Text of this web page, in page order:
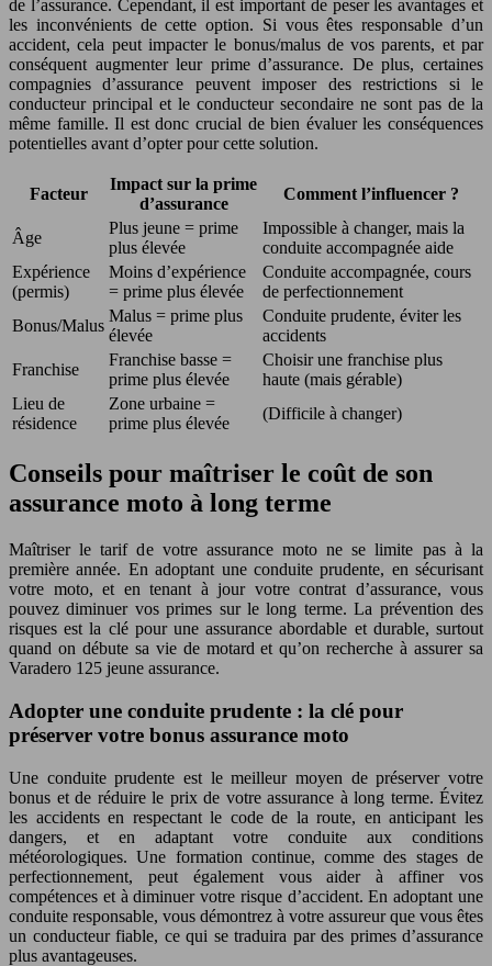
de l’assurance. Cependant, il est important de peser les avantages et
les inconvénients de cette option. Si vous êtes responsable d’un
accident, cela peut impacter le bonus/malus de vos parents, et par
conséquent augmenter leur prime d’assurance. De plus, certaines
compagnies d’assurance peuvent imposer des restrictions si le
conducteur principal et le conducteur secondaire ne sont pas de la
même famille. Il est donc crucial de bien évaluer les conséquences
potentielles avant d’opter pour cette solution.
Facteur
Impact sur la prime
d’assurance
Comment l’influencer ?
Âge
Plus jeune = prime
plus élevée
Impossible à changer, mais la
conduite accompagnée aide
Expérience
(permis)
Moins d’expérience
= prime plus élevée
Conduite accompagnée, cours
de perfectionnement
Bonus/Malus
Malus = prime plus
élevée
Conduite prudente, éviter les
accidents
Franchise
Franchise basse =
prime plus élevée
Choisir une franchise plus
haute (mais gérable)
Lieu de
résidence
Zone urbaine =
prime plus élevée
(Difficile à changer)
Conseils pour maîtriser le coût de son
assurance moto à long terme
Maîtriser le tarif de votre assurance moto ne se limite pas à la
première année. En adoptant une conduite prudente, en sécurisant
votre moto, et en tenant à jour votre contrat d’assurance, vous
pouvez diminuer vos primes sur le long terme. La prévention des
risques est la clé pour une assurance abordable et durable, surtout
quand on débute sa vie de motard et qu’on recherche à assurer sa
Varadero 125 jeune assurance.
Adopter une conduite prudente : la clé pour
préserver votre bonus assurance moto
Une conduite prudente est le meilleur moyen de préserver votre
bonus et de réduire le prix de votre assurance à long terme. Évitez
les accidents en respectant le code de la route, en anticipant les
dangers, et en adaptant votre conduite aux conditions
météorologiques. Une formation continue, comme des stages de
perfectionnement, peut également vous aider à affiner vos
compétences et à diminuer votre risque d’accident. En adoptant une
conduite responsable, vous démontrez à votre assureur que vous êtes
un conducteur fiable, ce qui se traduira par des primes d’assurance
plus avantageuses.